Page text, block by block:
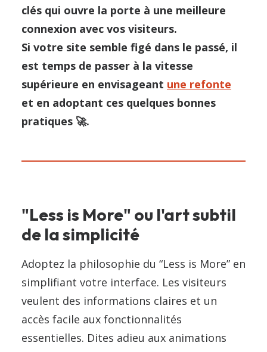
clés qui ouvre la porte à une meilleure
connexion avec vos visiteurs.
Si votre site semble figé dans le passé, il
est temps de passer à la vitesse
supérieure en envisageant une refonte
et en adoptant ces quelques bonnes
pratiques 🚀.
"Less is More" ou l'art subtil
de la simplicité
Adoptez la philosophie du “Less is More” en
simplifiant votre interface. Les visiteurs
veulent des informations claires et un
accès facile aux fonctionnalités
essentielles. Dites adieu aux animations